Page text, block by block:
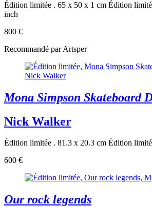
Édition limitée . 65 x 50 x 1 cm Édition
inch
800 €
Recommandé par Artsper
Mona Simpson Skateboard
Nick Walker
Édition limitée . 81.3 x 20.3 cm Édition
600 €
Our rock legends